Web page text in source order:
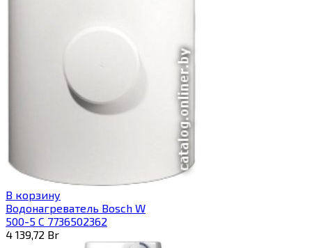
В корзину
Водонагреватель Bosch W
500-5 C 7736502362
4 139,72 Br